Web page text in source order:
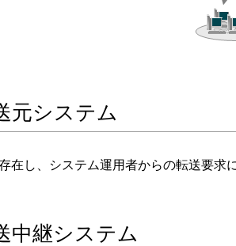
元システム
在し、システム運用者からの転送要求
中継システム